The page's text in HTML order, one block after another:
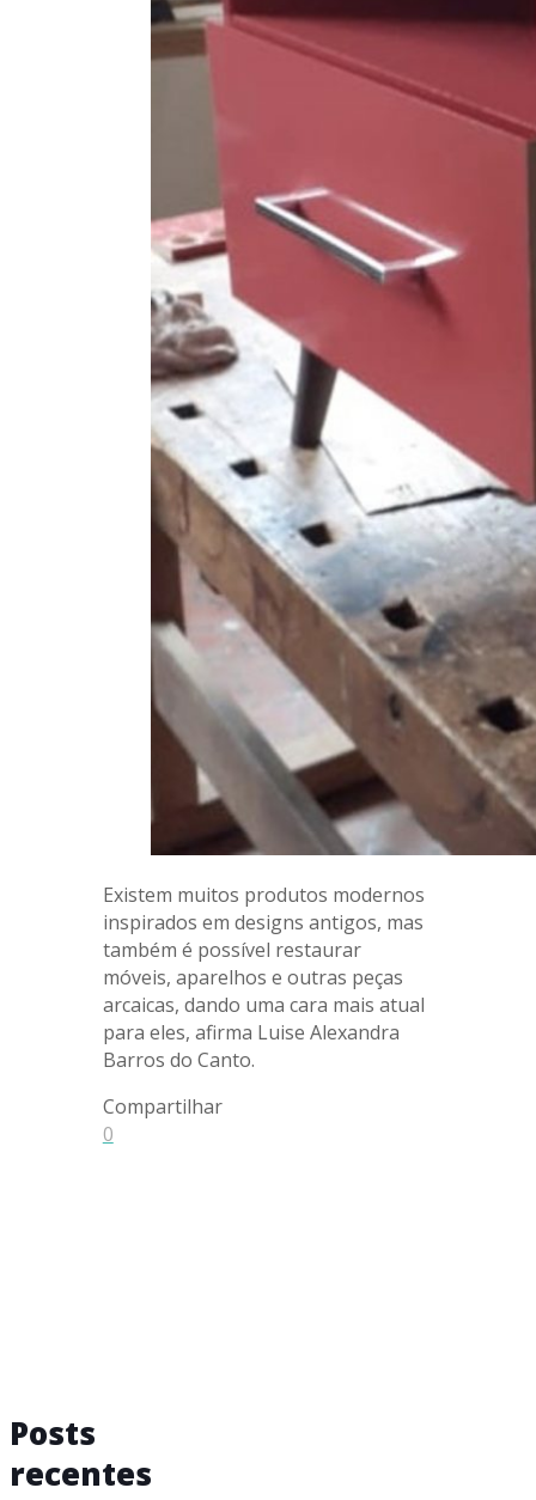
Existem muitos produtos modernos
inspirados em designs antigos, mas
também é possível restaurar
móveis, aparelhos e outras peças
arcaicas, dando uma cara mais atual
para eles, afirma Luise Alexandra
Barros do Canto.
Compartilhar
0
Posts
recentes